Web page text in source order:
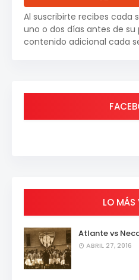
Al suscribirte recibes cada
uno o dos días antes de
contenido adicional cada
LO MÁS
Atlante vs
ABRIL 27, 2016